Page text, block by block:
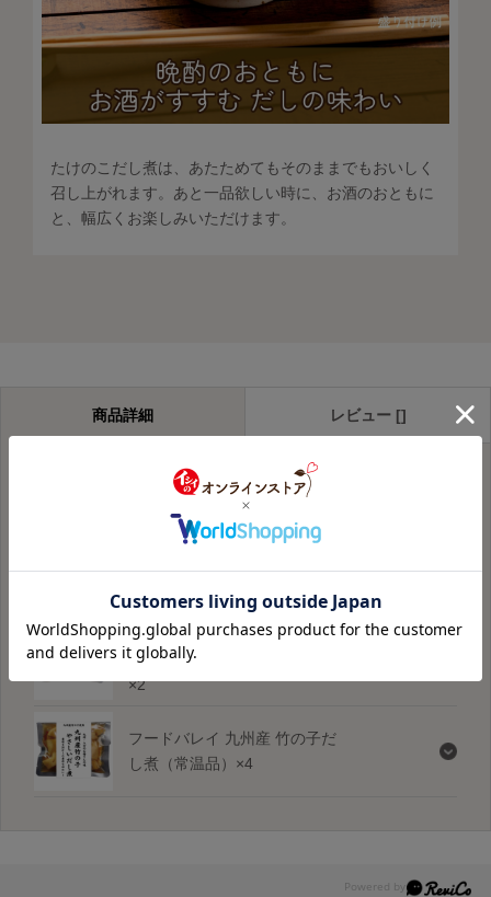
たけのこだし煮は、あたためてもそのままでもおいしく
召し上がれます。あと一品欲しい時に、お酒のおともに
と、幅広くお楽しみいただけます。
商品詳細 レビュー []
フードバレイ まぜご飯の素 北
海道産とうもろこし（常温品）
×2
フードバレイ 九州産 竹の子だ
し煮（常温品）×4